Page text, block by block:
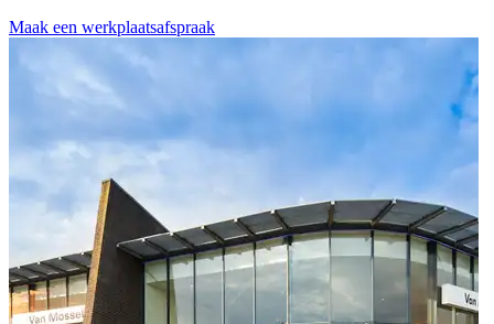
Maak een werkplaatsafspraak